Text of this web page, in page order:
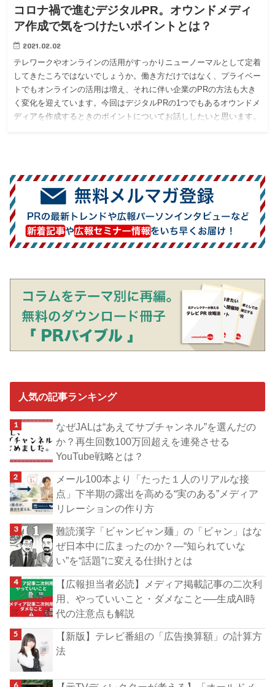
コロナ禍で進むデジタルPR。オウンドメディ
ア作成で気をつけたいポイントとは？
2021.02.02
テレワークやオンラインの活用がすっかりニューノーマルとして定着
してきたころではないでしょうか。働き方だけではなく、プライベー
トでもオンラインの活用は増え、それに伴い企業のPRの方法も大き
く変化を迎えています。今回はデジタルPRの1つでもあるオウンドメ
ディアを作成するときのポイントについてお話ししたいと思います。
人気の記事ランキング
なぜJALは“あえてサブチャンネル”を選んだの
か？再生回数100万回超えを連発させる
YouTube戦略とは？
メール100本より「たった１人のリアルな接
点」下半期の露出を高める“実のある”メディア
リレーションの作り方
難読漢字「ビャンビャン麺」の「ビャン」はな
ぜ日本中に広まったのか？―“知られていな
い”を“話題”に変える仕掛けとは
【広報担当者必読】メディア掲載記事の二次利
用、やっていいこと・ダメなこと──生成AI時
代の注意点も解説
【新版】テレビ番組の「広告換算額」の計算方
法